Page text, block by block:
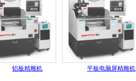
铝板精雕机
平板电脑屏精雕机